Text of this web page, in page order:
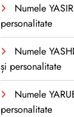
Numele
personalitate
Numele
și personalitate
Numele
personalitate